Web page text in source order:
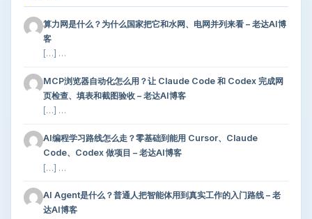
算力网是什么？为什么国家把它和水网、电网并列来看 – 老达AI博
客
[…] …
MCP浏览器自动化怎么用？让 Claude Code 和 Codex 完成网
页检查、填表和截图验收 – 老达AI博客
[…] …
AI编程学习路线怎么走？零基础到能用 Cursor、Claude
Code、Codex 做项目 – 老达AI博客
[…] …
AI Agent是什么？普通人把智能体用到真实工作的入门路线 – 老
达AI博客